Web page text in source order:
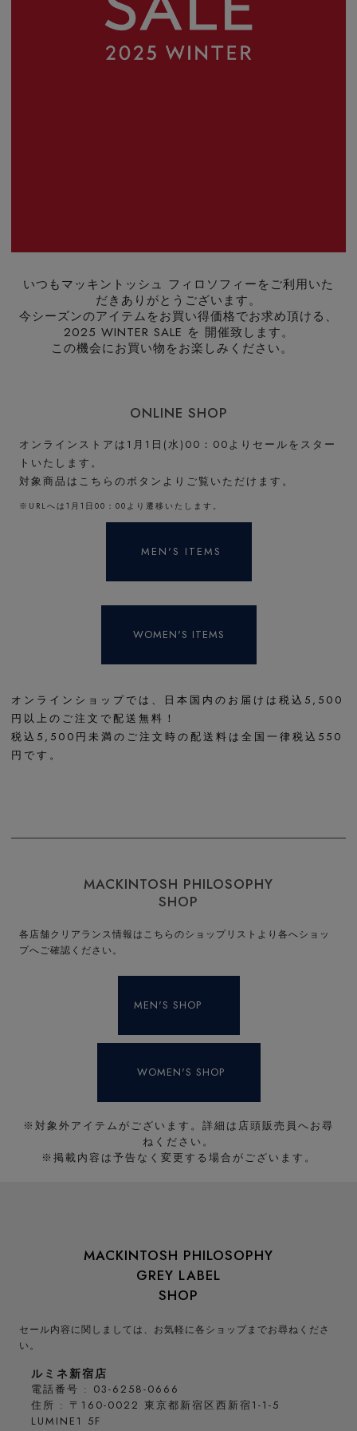
いつもマッキントッシュ フィロソフィーをご利用いた
だきありがとうございます。
今シーズンのアイテムをお買い得価格でお求め頂ける、
2025 WINTER SALE を 開催致します。
この機会にお買い物をお楽しみください。
ONLINE SHOP
オンラインストアは1月1日(水)00：00よりセールをスター
トいたします。
対象商品はこちらのボタンよりご覧いただけます。
※URLへは1月1日00：00より遷移いたします。
MEN'S ITEMS
WOMEN'S ITEMS
オンラインショップでは、日本国内のお届けは税込5,500
円以上のご注文で配送無料！
税込5,500円未満のご注文時の配送料は全国一律税込550
円です。
MACKINTOSH PHILOSOPHY
SHOP
各店舗クリアランス情報はこちらのショップリストより各へショッ
プへご確認ください。
MEN'S SHOP
WOMEN'S SHOP
※対象外アイテムがございます。詳細は店頭販売員へお尋
ねください。
※掲載内容は予告なく変更する場合がございます。
MACKINTOSH PHILOSOPHY
GREY LABEL
SHOP
セール内容に関しましては、お気軽に各ショップまでお尋ねくださ
い。
ルミネ新宿店
電話番号 : 03-6258-0666
住所 : 〒160-0022 東京都新宿区西新宿1-1-5
LUMINE1 5F